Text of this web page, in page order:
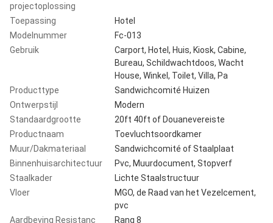
projectoplossing
Toepassing
Hotel
Modelnummer
Fc-013
Gebruik
Carport, Hotel, Huis, Kiosk, Cabine,
Bureau, Schildwachtdoos, Wacht
House, Winkel, Toilet, Villa, Pa
Producttype
Sandwichcomité Huizen
Ontwerpstijl
Modern
Standaardgrootte
20ft 40ft of Douanevereiste
Productnaam
Toevluchtsoordkamer
Muur/Dakmateriaal
Sandwichcomité of Staalplaat
Binnenhuisarchitectuur
Pvc, Muurdocument, Stopverf
Staalkader
Lichte Staalstructuur
Vloer
MGO, de Raad van het Vezelcement,
pvc
Aardbeving Resistanc
Rang 8